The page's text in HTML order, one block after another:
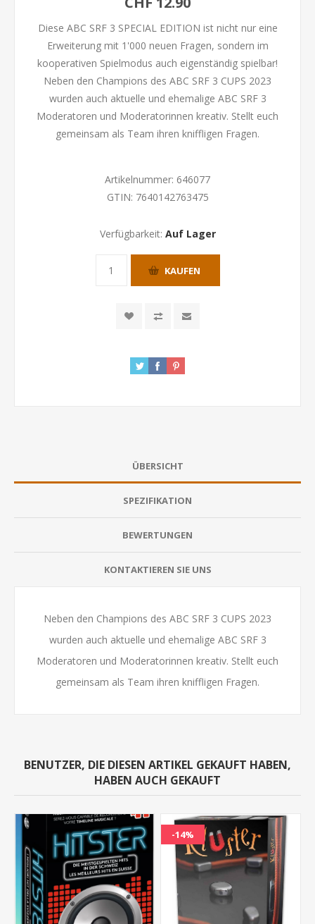
Diese ABC SRF 3 SPECIAL EDITION ist nicht nur eine
Erweiterung mit 1'000 neuen Fragen, sondern im
kooperativen Spielmodus auch eigenständig spielbar!
Neben den Champions des ABC SRF 3 CUPS 2023
wurden auch aktuelle und ehemalige ABC SRF 3
Moderatoren und Moderatorinnen kreativ. Stellt euch
gemeinsam als Team ihren kniffligen Fragen.
Artikelnummer: 646077
GTIN: 7640142763475
Verfügbarkeit: Auf Lager
KAUFEN
ÜBERSICHT
SPEZIFIKATION
BEWERTUNGEN
KONTAKTIEREN SIE UNS
Neben den Champions des ABC SRF 3 CUPS 2023
wurden auch aktuelle und ehemalige ABC SRF 3
Moderatoren und Moderatorinnen kreativ. Stellt euch
gemeinsam als Team ihren kniffligen Fragen.
BENUTZER, DIE DIESEN ARTIKEL GEKAUFT HABEN,
HABEN AUCH GEKAUFT
-14%